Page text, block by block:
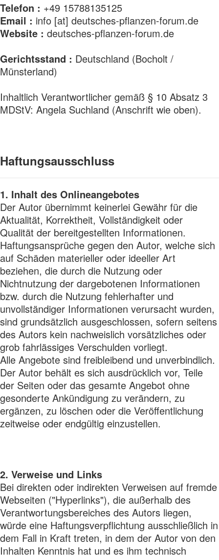
Telefon : +49 15788135125
Email : info [at] deutsches-pflanzen-forum.de
Website : deutsches-pflanzen-forum.de
Gerichtsstand : Deutschland (Bocholt /
Münsterland)
Inhaltlich Verantwortlicher gemäß § 10 Absatz 3
MDStV: Angela Suchland (Anschrift wie oben).
Haftungsausschluss
1. Inhalt des Onlineangebotes
Der Autor übernimmt keinerlei Gewähr für die
Aktualität, Korrektheit, Vollständigkeit oder
Qualität der bereitgestellten Informationen.
Haftungsansprüche gegen den Autor, welche sich
auf Schäden materieller oder ideeller Art
beziehen, die durch die Nutzung oder
Nichtnutzung der dargebotenen Informationen
bzw. durch die Nutzung fehlerhafter und
unvollständiger Informationen verursacht wurden,
sind grundsätzlich ausgeschlossen, sofern seitens
des Autors kein nachweislich vorsätzliches oder
grob fahrlässiges Verschulden vorliegt.
Alle Angebote sind freibleibend und unverbindlich.
Der Autor behält es sich ausdrücklich vor, Teile
der Seiten oder das gesamte Angebot ohne
gesonderte Ankündigung zu verändern, zu
ergänzen, zu löschen oder die Veröffentlichung
zeitweise oder endgültig einzustellen.
2. Verweise und Links
Bei direkten oder indirekten Verweisen auf fremde
Webseiten ("Hyperlinks"), die außerhalb des
Verantwortungsbereiches des Autors liegen,
würde eine Haftungsverpflichtung ausschließlich in
dem Fall in Kraft treten, in dem der Autor von den
Inhalten Kenntnis hat und es ihm technisch